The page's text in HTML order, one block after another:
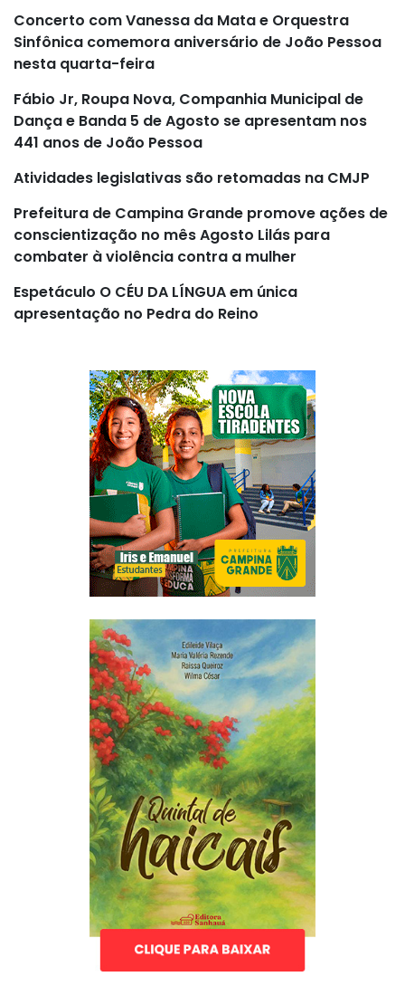
Concerto com Vanessa da Mata e Orquestra
Sinfônica comemora aniversário de João Pessoa
nesta quarta-feira
Fábio Jr, Roupa Nova, Companhia Municipal de
Dança e Banda 5 de Agosto se apresentam nos
441 anos de João Pessoa
Atividades legislativas são retomadas na CMJP
Prefeitura de Campina Grande promove ações de
conscientização no mês Agosto Lilás para
combater à violência contra a mulher
Espetáculo O CÉU DA LÍNGUA em única
apresentação no Pedra do Reino